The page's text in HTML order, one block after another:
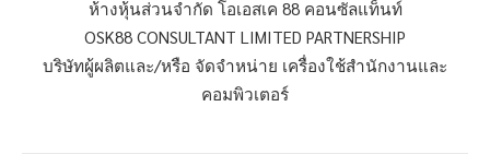
ห้างหุ้นส่วนจำกัด โอเอสเค 88 คอนซัลแท็นท์
OSK88 CONSULTANT LIMITED PARTNERSHIP
บริษัทผู้ผลิตและ/หรือ จัดจำหน่าย เครื่องใช้สำนักงานและ
คอมพิวเตอร์